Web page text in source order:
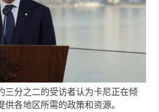
三分之二的受访者认为卡尼正在倾
各地区所需的政策和资源。